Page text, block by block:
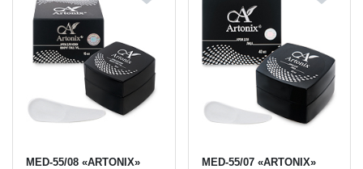
MED-55/08 «ARTONIX»
MED-55/07 «ARTONIX»